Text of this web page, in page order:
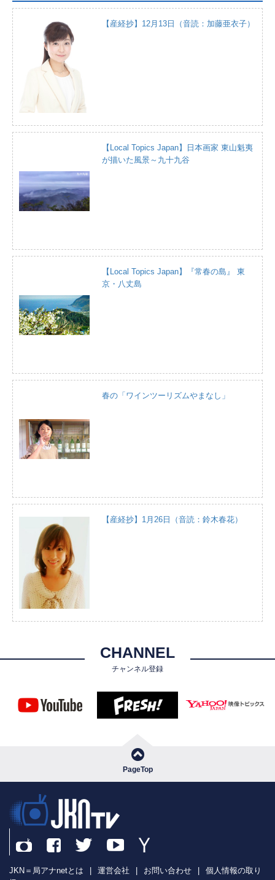
【産経抄】12月13日（音読：加藤亜衣子）
【Local Topics Japan】日本画家 東山魁夷
が描いた風景～九十九谷
【Local Topics Japan】『常春の島』 東
京・八丈島
春の「ワインツーリズムやまなし」
【産経抄】1月26日（音読：鈴木春花）
CHANNEL
チャンネル登録
PageTop
JKN＝局アナnetとは 運営会社 お問い合わせ
個人情報の取り